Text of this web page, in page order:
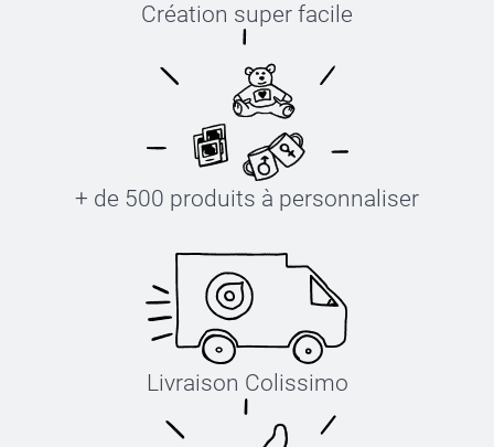
Création super facile
+ de 500 produits à personnaliser
Livraison Colissimo